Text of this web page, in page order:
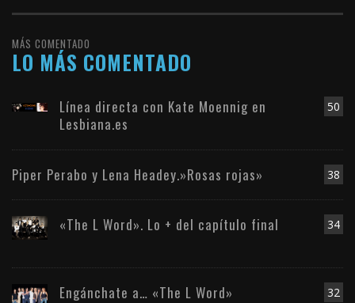
MÁS COMENTADO
LO MÁS COMENTADO
50
Línea directa con Kate Moennig en
Lesbiana.es
38
Piper Perabo y Lena Headey.»Rosas rojas»
34
«The L Word». Lo + del capítulo final
32
Engánchate a… «The L Word»